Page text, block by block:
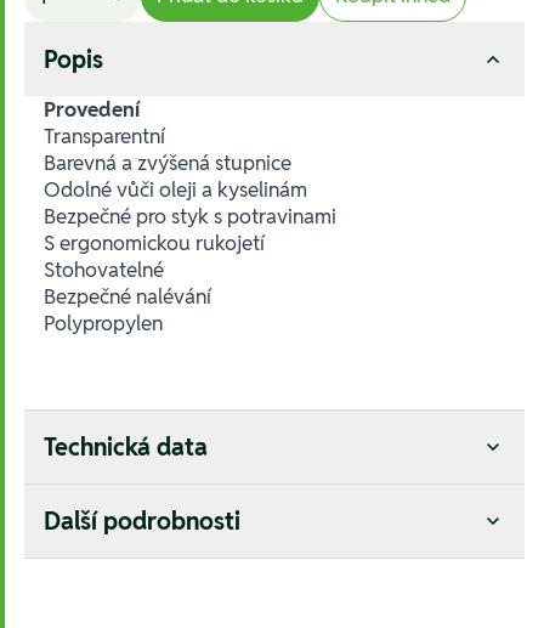
Popis
Provedení
Transparentní
Barevná a zvýšená stupnice
Odolné vůči oleji a kyselinám
Bezpečné pro styk s potravinami
S ergonomickou rukojetí
Stohovatelné
Bezpečné nalévání
Polypropylen
Technická data
Další podrobnosti